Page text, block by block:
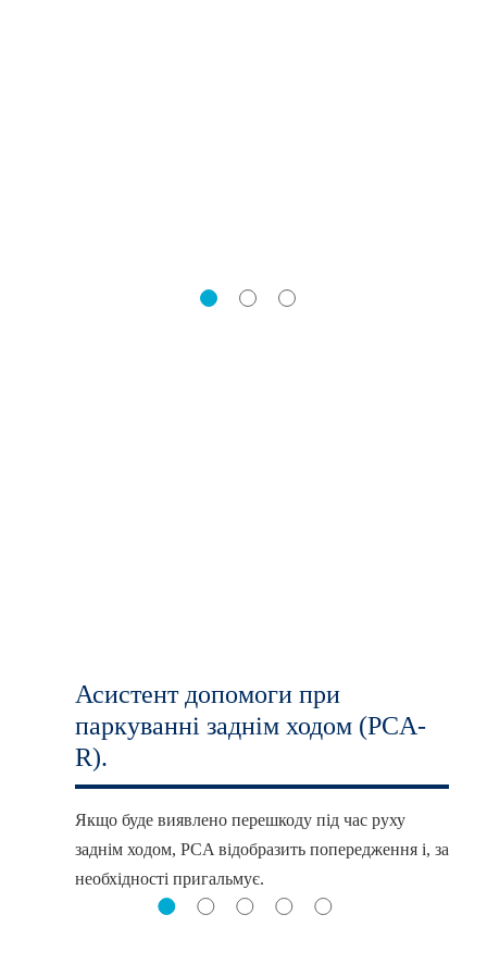
Асистент допомоги при
паркуванні заднім ходом (PCA-
R).
Якщо буде виявлено перешкоду під час руху
заднім ходом, PCA відобразить попередження і, за
необхідності пригальмує.